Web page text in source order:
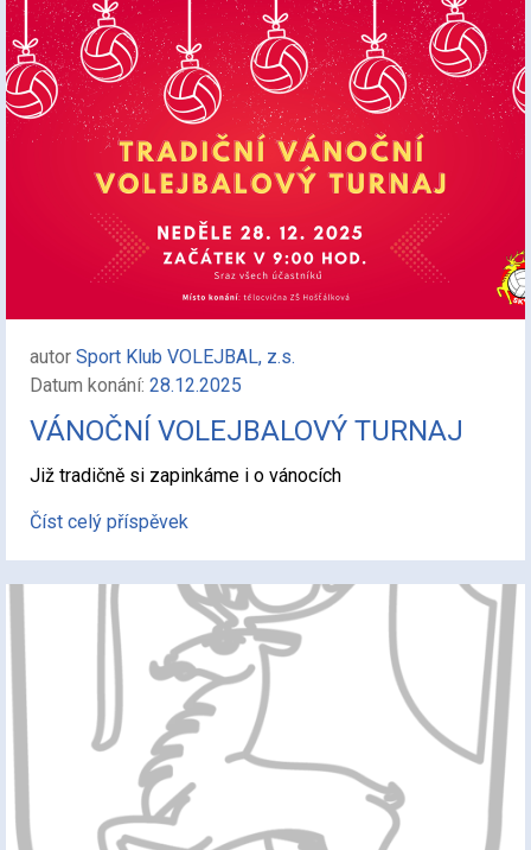
autor Sport Klub VOLEJBAL, z.s.
Datum konání: 28.12.2025
VÁNOČNÍ VOLEJBALOVÝ TURNAJ
Již tradičně si zapinkáme i o vánocích
Číst celý příspěvek